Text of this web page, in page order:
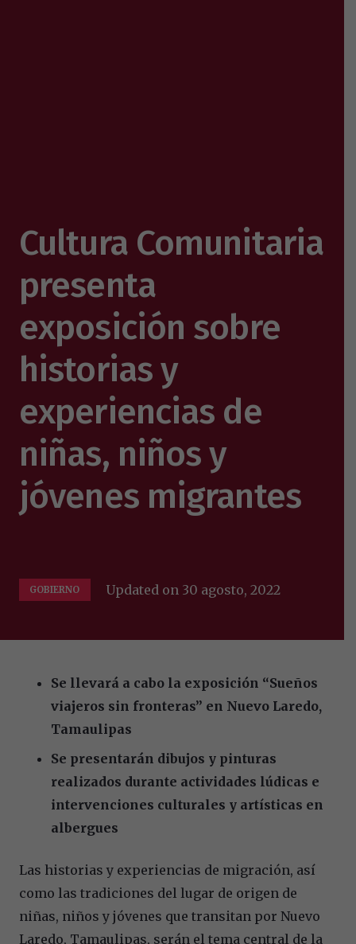
Cultura Comunitaria
presenta
exposición sobre
historias y
experiencias de
niñas, niños y
jóvenes migrantes
GOBIERNO Updated on 30 agosto, 2022
Se llevará a cabo la exposición “Sueños
viajeros sin fronteras” en Nuevo Laredo,
Tamaulipas
Se presentarán dibujos y pinturas
realizados durante actividades lúdicas e
intervenciones culturales y artísticas en
albergues
Las historias y experiencias de migración, así
como las tradiciones del lugar de origen de
niñas, niños y jóvenes que transitan por Nuevo
Laredo, Tamaulipas, serán el tema central de la